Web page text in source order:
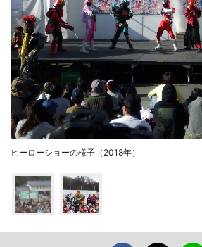
ヒーローショーの様子（2018年）